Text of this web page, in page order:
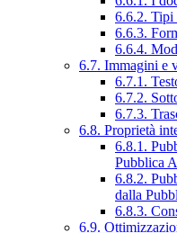
6.6.2. Tipi
6.6.3.
6.6.4.
6.7. Immagini e
6.7.1.
6.7.2.
6.7.3.
6.8. Proprietà
6.8.1.
Pubblica
6.8.2.
dalla
6.8.3.
6.9.